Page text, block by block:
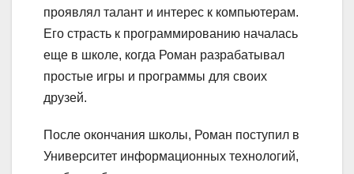
проявлял талант и интерес к компьютерам.
Его страсть к программированию началась
еще в школе, когда Роман разрабатывал
простые игры и программы для своих
друзей.
После окончания школы, Роман поступил в
Университет информационных технологий,